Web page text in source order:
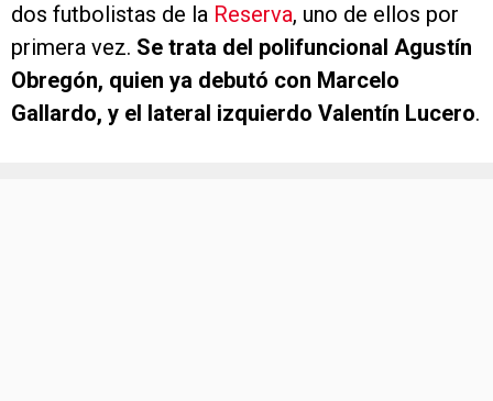
dos futbolistas de la Reserva, uno de ellos por
primera vez. Se trata del polifuncional Agustín
Obregón, quien ya debutó con Marcelo
Gallardo, y el lateral izquierdo Valentín Lucero.